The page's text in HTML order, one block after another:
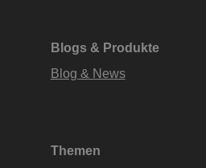
Blogs & Produkte
Blog & News
Themen